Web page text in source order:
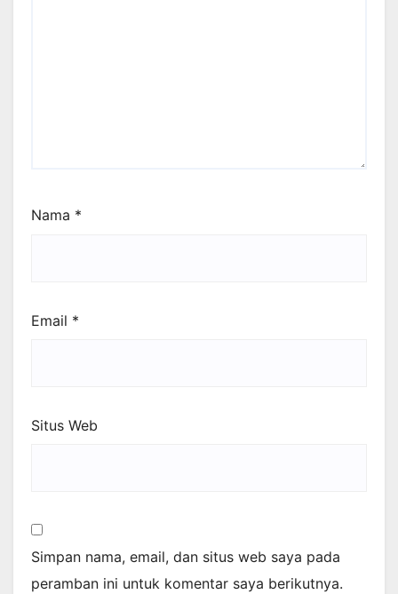
Nama *
Email *
Situs Web
Simpan nama, email, dan situs web saya pada
peramban ini untuk komentar saya berikutnya.